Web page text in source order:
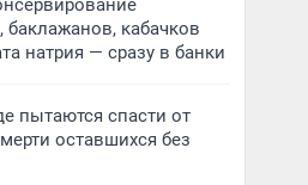
кабачков
натрия — сразу в банки
пытаются спасти от
оставшихся без